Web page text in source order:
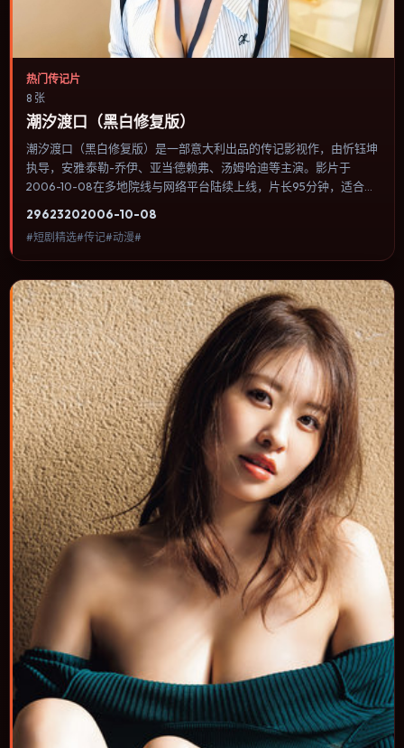
热门传记片
8 张
潮汐渡口（黑白修复版）
潮汐渡口（黑白修复版）是一部意大利出品的传记影视作，由忻钰坤
执导，安雅·泰勒-乔伊、亚当·德赖弗、汤姆·哈迪等主演。影片于
2006-10-08在多地院线与网络平台陆续上线，片长95分钟，适合喜
焦人物选择与情节推进，节奏与视听语言统一，可作为休闲观影或类
型片补片的选择。
29623202006-10-08
#短剧精选#传记#动漫#